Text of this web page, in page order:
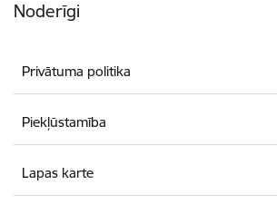
Noderīgi
Privātuma politika
Piekļūstamība
Lapas karte